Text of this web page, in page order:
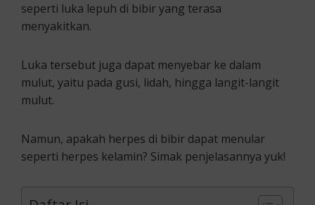
seperti luka lepuh di bibir yang terasa
menyakitkan.
Luka tersebut juga dapat menyebar ke dalam
mulut, yaitu pada gusi, lidah, hingga langit-langit
mulut.
Namun, apakah herpes di bibir dapat menular
seperti herpes kelamin? Simak penjelasannya yuk!